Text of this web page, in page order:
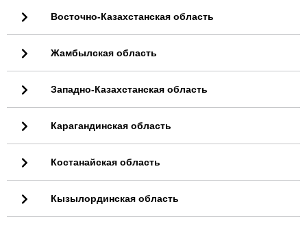
Восточно-Казахстанская область
Жамбылская область
Западно-Казахстанская область
Карагандинская область
Костанайская область
Кызылординская область